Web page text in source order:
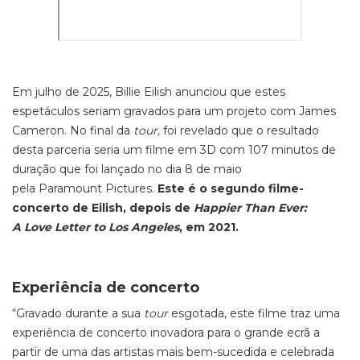
Em julho de 2025, Billie Eilish anunciou que estes
espetáculos seriam gravados para um projeto com James
Cameron. No final da tour, foi revelado que o resultado
desta parceria seria um filme em 3D com 107 minutos de
duração que foi lançado no dia 8 de maio
pela Paramount Pictures. Este é o segundo filme-
concerto de Eilish, depois de Happier Than Ever:
A Love Letter to Los Angeles, em 2021.
Experiência de concerto
“Gravado durante a sua tour esgotada, este filme traz uma
experiência de concerto inovadora para o grande ecrã a
partir de uma das artistas mais bem-sucedida e celebrada